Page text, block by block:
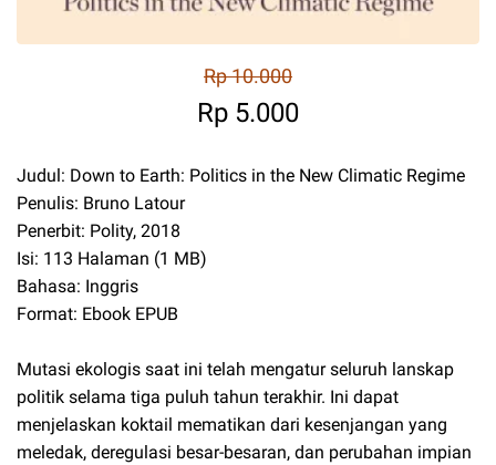
Rp 10.000
Rp 5.000
Judul: Down to Earth: Politics in the New Climatic Regime
Penulis: Bruno Latour
Penerbit: Polity, 2018
Isi: 113 Halaman (1 MB)
Bahasa: Inggris
Format: Ebook EPUB
Mutasi ekologis saat ini telah mengatur seluruh lanskap
politik selama tiga puluh tahun terakhir. Ini dapat
menjelaskan koktail mematikan dari kesenjangan yang
meledak, deregulasi besar-besaran, dan perubahan impian